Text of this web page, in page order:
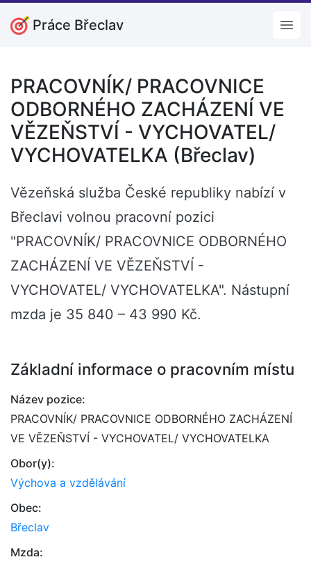
Práce Břeclav
PRACOVNÍK/ PRACOVNICE
ODBORNÉHO ZACHÁZENÍ VE
VĚZEŇSTVÍ - VYCHOVATEL/
VYCHOVATELKA (Břeclav)
Vězeňská služba České republiky nabízí v
Břeclavi volnou pracovní pozici
"PRACOVNÍK/ PRACOVNICE ODBORNÉHO
ZACHÁZENÍ VE VĚZEŇSTVÍ -
VYCHOVATEL/ VYCHOVATELKA". Nástupní
mzda je 35 840 – 43 990 Kč.
Základní informace o pracovním místu
Název pozice:
PRACOVNÍK/ PRACOVNICE ODBORNÉHO ZACHÁZENÍ
VE VĚZEŇSTVÍ - VYCHOVATEL/ VYCHOVATELKA
Obor(y):
Výchova a vzdělávání
Obec:
Břeclav
Mzda: